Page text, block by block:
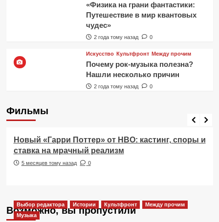
«Физика на грани фантастики:
Путешествие в мир квантовых
чудес»
2 года тому назад 0
Искусство Культфронт Между прочим
Почему рок-музыка полезна?
Нашли несколько причин
2 года тому назад 0
Фильмы
Фильмы
Новый «Гарри Поттер» от HBO: кастинг, споры и
ставка на мрачный реализм
5 месяцев тому назад 0
Возможно, вы пропустили
Выбор редактора Истории Культфронт
Между прочим
Музыка